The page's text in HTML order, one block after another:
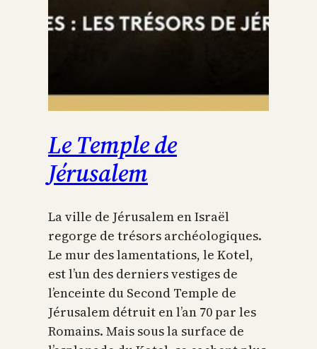
Le Temple de
Jérusalem
La ville de Jérusalem en Israël
regorge de trésors archéologiques.
Le mur des lamentations, le Kotel,
est l’un des derniers vestiges de
l’enceinte du Second Temple de
Jérusalem détruit en l’an 70 par les
Romains. Mais sous la surface de